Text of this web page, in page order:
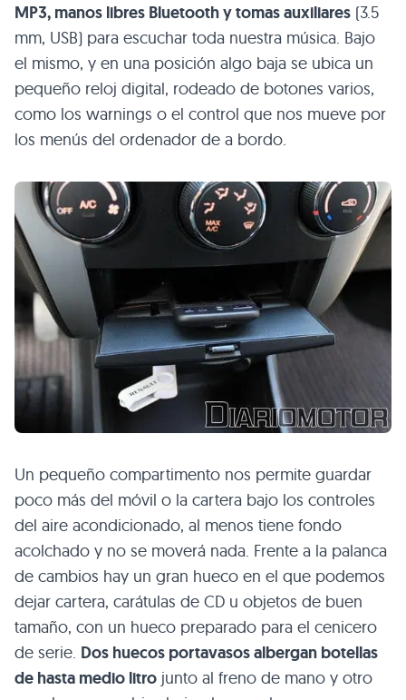
MP3, manos libres Bluetooth y tomas auxiliares (3.5
mm, USB) para escuchar toda nuestra música. Bajo
el mismo, y en una posición algo baja se ubica un
pequeño reloj digital, rodeado de botones varios,
como los warnings o el control que nos mueve por
los menús del ordenador de a bordo.
Un pequeño compartimento nos permite guardar
poco más del móvil o la cartera bajo los controles
del aire acondicionado, al menos tiene fondo
acolchado y no se moverá nada. Frente a la palanca
de cambios hay un gran hueco en el que podemos
dejar cartera, carátulas de CD u objetos de buen
tamaño, con un hueco preparado para el cenicero
de serie. Dos huecos portavasos albergan botellas
de hasta medio litro junto al freno de mano y otro